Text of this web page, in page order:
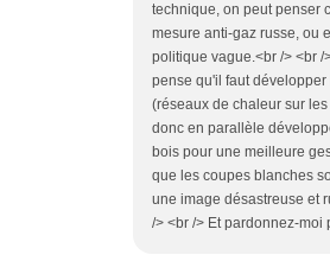
technique, on peut penser
mesure anti-gaz russe, ou
politique vague.<br /> <br /
pense qu'il faut
(réseaux de chaleur sur
donc en parallèle
bois pour une meilleure
que les coupes blanches
une image désastreuse et
/> <br /> Et pardonnez-moi